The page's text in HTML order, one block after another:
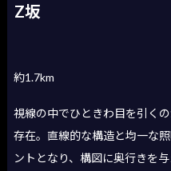
Z坂
約1.7km
視線の中でひときわ目を引く
存在。直線的な構造と均一な
ントとなり、構図に奥行きを与